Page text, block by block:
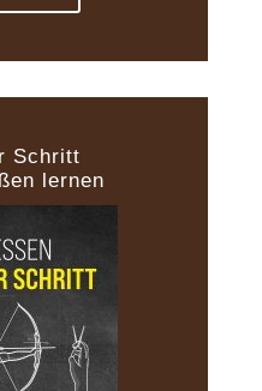
Schritt
lernen